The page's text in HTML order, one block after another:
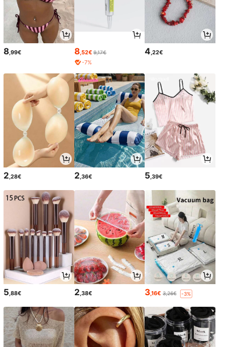
8,99€ 8,52€ 9,17€
-7%
4,22€
2 ,28€ 2 ,36€ 5 ,39€
5,88€ 2,38€ 3,16€ 3,26€ -3%